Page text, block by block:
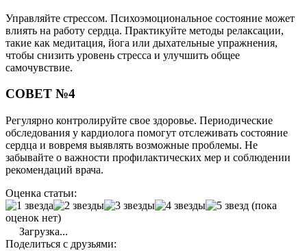
Управляйте стрессом. Психоэмоциональное состояние может
влиять на работу сердца. Практикуйте методы релаксации,
такие как медитация, йога или дыхательные упражнения,
чтобы снизить уровень стресса и улучшить общее
самочувствие.
СОВЕТ №4
Регулярно контролируйте свое здоровье. Периодические
обследования у кардиолога помогут отслеживать состояние
сердца и вовремя выявлять возможные проблемы. Не
забывайте о важности профилактических мер и соблюдении
рекомендаций врача.
Оценка статьи:
(пока
оценок нет)
Загрузка...
Поделиться с друзьями: